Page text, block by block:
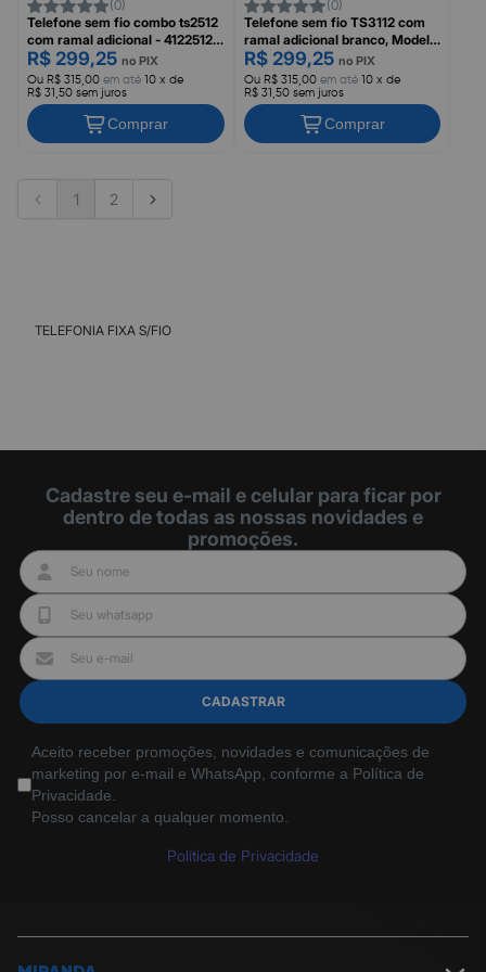
(0)
Telefone sem fio combo ts2512
com ramal adicional - 4122512,
intelbras, INTELBRAS
R$ 299,25 no PIX
Ou R$ 315,00 em até 10 x de
R$ 31,50 sem juros
Comprar
(0)
Telefone sem fio TS3112 com
ramal adicional branco, Modelo
4123002, INTELBRAS
R$ 299,25 no PIX
Ou R$ 315,00em até 10 x de
R$ 31,50 sem juros
Comprar
1 2
TELEFONIA FIXA S/FIO
Cadastre seu e-mail e celular para ficar por
dentro de todas as nossas novidades e
promoções.
CADASTRAR
Aceito receber promoções, novidades e comunicações de
marketing por e-mail e WhatsApp, conforme a Política de
Privacidade.
Posso cancelar a qualquer momento.
Política de Privacidade